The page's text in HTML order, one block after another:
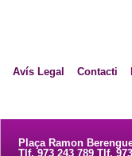
Avís Legal Contacti
Plaça Ramon
Tlf. 973 243 789 Tlf.